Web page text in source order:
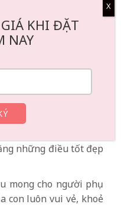
may mắn và hạnh
mẹ. Con hy vọng bước
khoẻ và gặp thật
hồng là món quà
nữ, còn đối với mẹ,
những điều tốt đẹp
mong cho người phụ
con luôn vui vẻ, khoẻ
KHI ĐẶT
NAY
X